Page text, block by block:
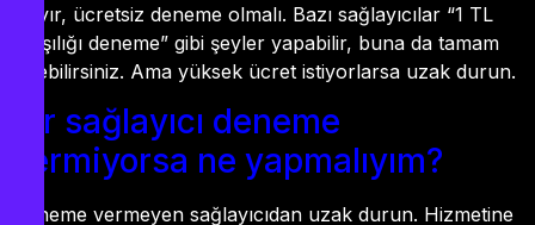
Hayır, ücretsiz deneme olmalı. Bazı sağlayıcılar “1 TL
karşılığı deneme” gibi şeyler yapabilir, buna da tamam
diyebilirsiniz. Ama yüksek ücret istiyorlarsa uzak durun.
Bir sağlayıcı deneme
vermiyorsa ne yapmalıyım?
Deneme vermeyen sağlayıcıdan uzak durun. Hizmetine